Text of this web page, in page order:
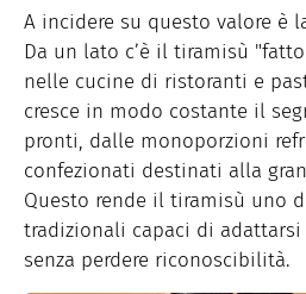
A incidere su questo valore è
Da un lato c’è il tiramisù
nelle cucine di ristoranti e
cresce in modo costante il
pronti, dalle monoporzioni
confezionati destinati alla
Questo rende il tiramisù uno
tradizionali capaci di
senza perdere riconoscibilità.